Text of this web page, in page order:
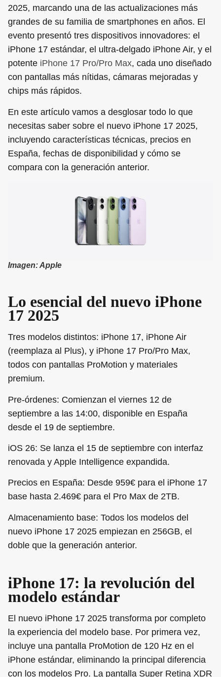
2025, marcando una de las actualizaciones más
grandes de su familia de smartphones en años. El
evento presentó tres dispositivos innovadores: el
iPhone 17 estándar, el ultra-delgado iPhone Air, y el
potente iPhone 17 Pro/Pro Max, cada uno diseñado
con pantallas más nítidas, cámaras mejoradas y
chips más rápidos.
En este artículo vamos a desglosar todo lo que
necesitas saber sobre el nuevo iPhone 17 2025,
incluyendo características técnicas, precios en
España, fechas de disponibilidad y cómo se
compara con la generación anterior.
Imagen: Apple
Lo esencial del nuevo iPhone
17 2025
Tres modelos distintos: iPhone 17, iPhone Air
(reemplaza al Plus), y iPhone 17 Pro/Pro Max,
todos con pantallas ProMotion y materiales
premium.
Pre-órdenes: Comienzan el viernes 12 de
septiembre a las 14:00, disponible en España
desde el 19 de septiembre.
iOS 26: Se lanza el 15 de septiembre con interfaz
renovada y Apple Intelligence expandida.
Precios en España: Desde 959€ para el iPhone 17
base hasta 2.469€ para el Pro Max de 2TB.
Almacenamiento base: Todos los modelos del
nuevo iPhone 17 2025 empiezan en 256GB, el
doble que la generación anterior.
iPhone 17: la revolución del
modelo estándar
El nuevo iPhone 17 2025 transforma por completo
la experiencia del modelo base. Por primera vez,
incluye una pantalla ProMotion de 120 Hz en el
iPhone estándar, eliminando la principal diferencia
con los modelos Pro. La pantalla Super Retina XDR